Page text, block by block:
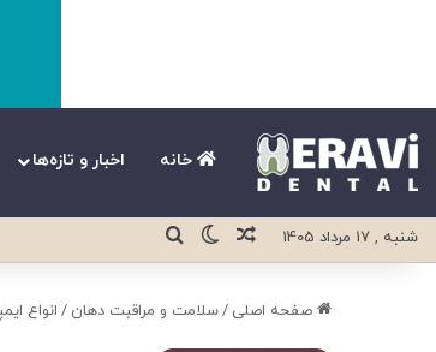
خانه اخبار و تازه‌ها
شنبه , 17 مرداد 1405 نوشته تصادفی
تغییر پوسته
جستجو برای
صفحه اصلی /سلامت و مراقبت دهان / انواع